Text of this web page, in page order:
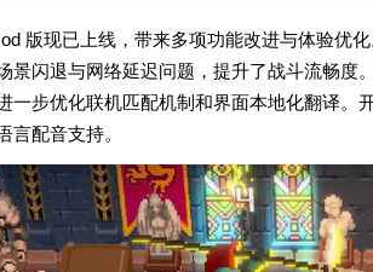
版现已上线，带来多项功能改进与体验优
景闪退与网络延迟问题，提升了战斗流畅度
一步优化联机匹配机制和界面本地化翻译。
言配音支持。